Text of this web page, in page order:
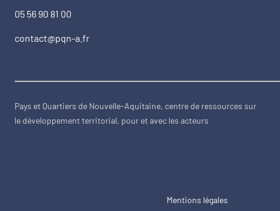
05 56 90 81 00
contact@pqn-a.fr
Pays et Quartiers de Nouvelle-Aquitaine, centre de ressources sur
le développement territorial, pour et avec les acteurs
Mentions légales